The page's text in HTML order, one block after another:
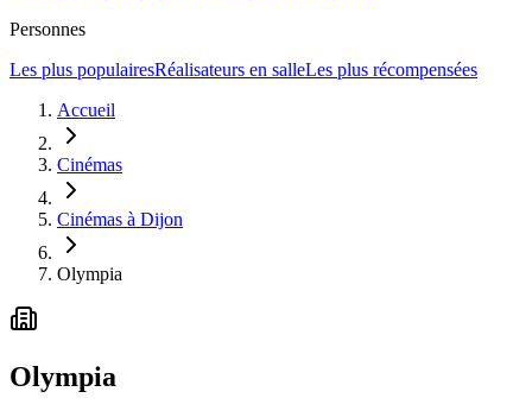
Personnes
Les plus populairesRéalisateurs en salleLes plus récompensées
Accueil
Cinémas
Cinémas à Dijon
Olympia
Olympia